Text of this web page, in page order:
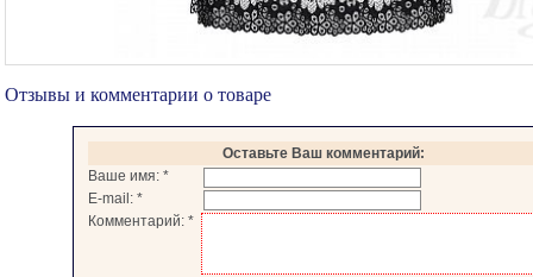
Отзывы и комментарии о товаре
Оставьте Ваш комментарий:
Ваше имя: *
E-mail: *
Комментарий: *